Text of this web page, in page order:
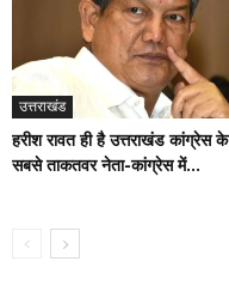
उत्तराखंड
हरीश रावत ही है उत्तराखंड कांग्रेस के
सबसे ताकतवर नेता-कांग्रेस में...